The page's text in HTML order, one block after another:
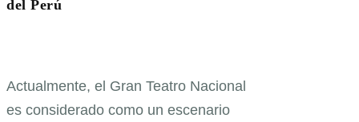
del Perú
Actualmente, el Gran Teatro Nacional
es considerado como un escenario